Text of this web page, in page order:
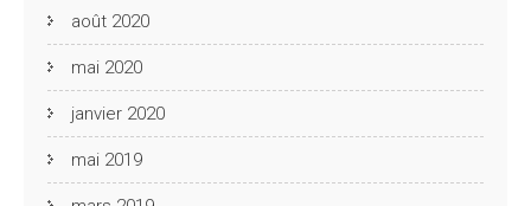
août 2020
mai 2020
janvier 2020
mai 2019